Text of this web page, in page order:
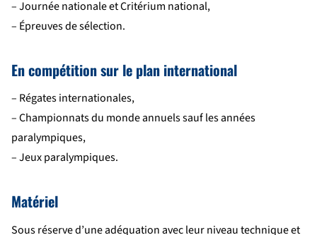
– Journée nationale et Critérium national,
– Épreuves de sélection.
En compétition sur le plan international
– Régates internationales,
– Championnats du monde annuels sauf les années
paralympiques,
– Jeux paralympiques.
Matériel
Sous réserve d’une adéquation avec leur niveau technique et